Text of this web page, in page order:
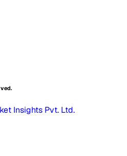
Insights Pvt. Ltd.